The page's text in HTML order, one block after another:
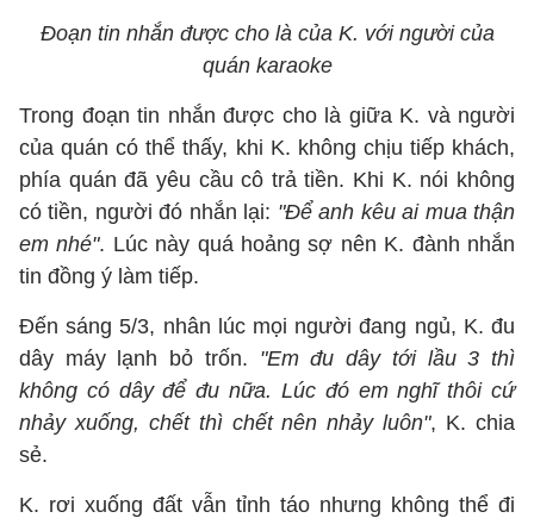
Đoạn tin nhắn được cho là của K. với người của
quán karaoke
Trong đoạn tin nhắn được cho là giữa K. và người
của quán có thể thấy, khi K. không chịu tiếp khách,
phía quán đã yêu cầu cô trả tiền. Khi K. nói không
có tiền, người đó nhắn lại: "Để anh kêu ai mua thận
em nhé". Lúc này quá hoảng sợ nên K. đành nhắn
tin đồng ý làm tiếp.
Đến sáng 5/3, nhân lúc mọi người đang ngủ, K. đu
dây máy lạnh bỏ trốn. "Em đu dây tới lầu 3 thì
không có dây để đu nữa. Lúc đó em nghĩ thôi cứ
nhảy xuống, chết thì chết nên nhảy luôn", K. chia
sẻ.
K. rơi xuống đất vẫn tỉnh táo nhưng không thể đi